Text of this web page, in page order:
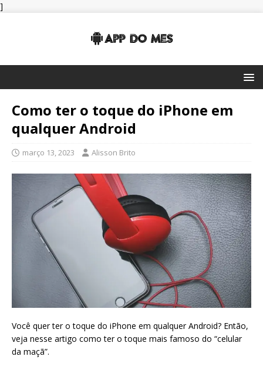
]
Como ter o toque do iPhone em
qualquer Android
março 13, 2023 Alisson Brito
Você quer ter o toque do iPhone em qualquer Android? Então,
veja nesse artigo como ter o toque mais famoso do “celular
da maçã”.